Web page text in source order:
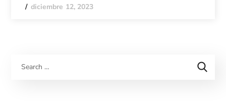
diciembre 12, 2023